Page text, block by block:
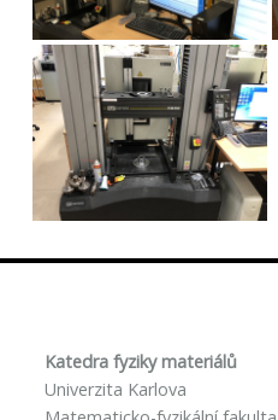
Katedra fyziky materiálů
Univerzita Karlova